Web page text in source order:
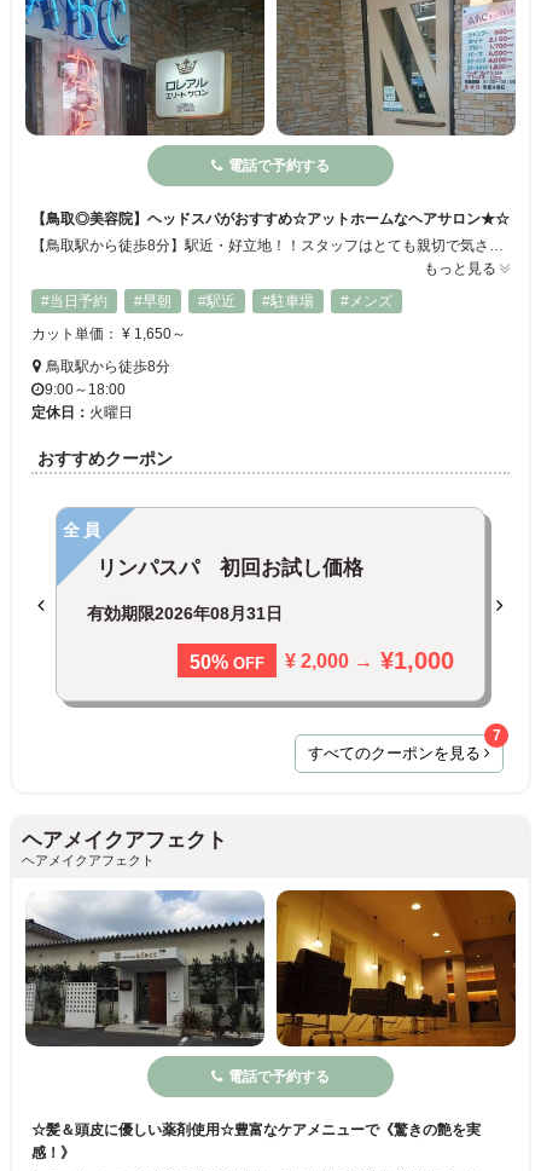
電話で予約する
【鳥取◎美容院】ヘッドスパがおすすめ☆アットホームなヘアサロン★☆
【鳥取駅から徒歩8分】駅近・好立地！！スタッフはとても親切で気さくなアットホームなサロンです♪お客様お一人おひとりのお悩みに合わせたカットでお客様の“なりたいヘアスタイル”へ導きます☆カウンセリングでお悩みなどお気軽にご相談ください♪カット・カラー・パーマ・その他メニューも豊富♦ぜひ、当サロンへお越しください♪
もっと見る
#当日予約
#早朝 #駅近 #駐車場
#メンズ
カット単価： ¥ 1,650～
鳥取駅から徒歩8分
9:00～18:00
定休日： 火曜日
おすすめクーポン
全員
リンパスパ 初回お試し価格
有効期限2026年08月31日
50% OFF ¥ 2,000 → ¥1,000
すべてのクーポンを見る
7
ヘアメイクアフェクト
ヘアメイクアフェクト
電話で予約する
☆髪＆頭皮に優しい薬剤使用☆豊富なケアメニューで《驚きの艶を実
感！》